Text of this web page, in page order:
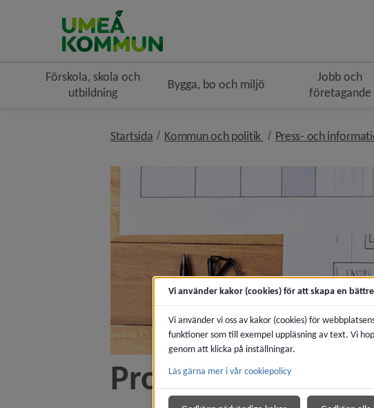
Förskola, skola och
utbildning
Bygga, bo och miljö
Jobb och
företagande
Startsida Kommun och politik nivå i
Press- och
Vi använder kakor (cookies) för att skapa en
Vi använder vi oss av kakor (cookies) för
funktioner som till exempel uppläsning av text. Vi
genom att klicka på inställningar.
Läs gärna mer i vår cookiepolicy